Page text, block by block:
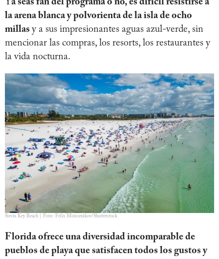
la arena blanca y polvorienta de la isla de ocho
millas y a sus impresionantes aguas azul-verde, sin
mencionar las compras, los resorts, los restaurantes y
la vida nocturna.
Siesta Key Beach | Foto: Felix Mizioznikov/Shutterstock
Florida ofrece una diversidad incomparable de
pueblos de playa que satisfacen todos los gustos y